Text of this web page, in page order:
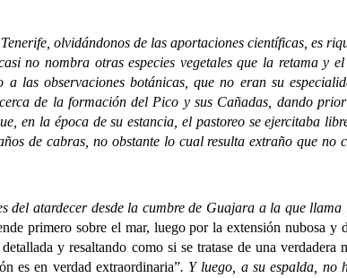
olvidándonos de las aportaciones científicas, es
no nombra otras especies vegetales que la retama y
las observaciones botánicas, que no eran su
de la formación del Pico y sus Cañadas, dando
en la época de su estancia, el pastoreo se ejercitaba
de cabras, no obstante lo cual resulta extraño que no
atardecer desde la cumbre de Guajara a la que llama
primero sobre el mar, luego por la extensión nubosa y
y resaltando como si se tratase de una
es en verdad extraordinaria”. Y luego, a su espalda, no